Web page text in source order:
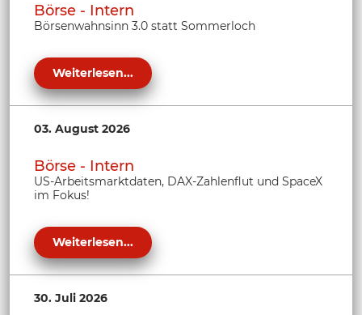
Börse - Intern
Börsenwahnsinn 3.0 statt Sommerloch
Weiterlesen...
03. August 2026
Börse - Intern
US-Arbeitsmarktdaten, DAX-Zahlenflut und SpaceX
im Fokus!
Weiterlesen...
30. Juli 2026